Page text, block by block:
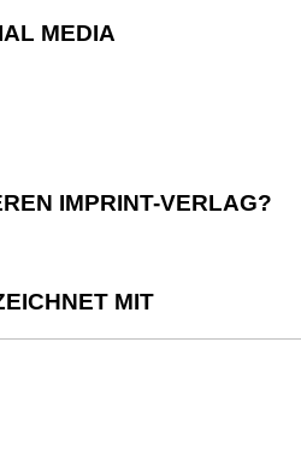
MEDIA
IMPRINT-VERLAG?
MIT